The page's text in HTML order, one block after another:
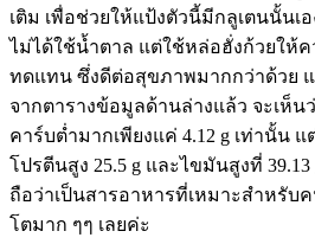
เติม เพื่อช่วยให้แป้งตัวนี้มีกลูเตนนั้นเ
ไม่ได้ใช้น้ำตาล แต่ใช้หล่อฮั่งก้วยให้
ทดแทน ซึ่งดีต่อสุขภาพมากกว่าด้วย
จากตารางข้อมูลด้านล่างแล้ว จะเห็น
คาร์บต่ำมากเพียงแค่ 4.12 g เท่านั้น แ
โปรตีนสูง 25.5 g และไขมันสูงที่ 39.13
ถือว่าเป็นสารอาหารที่เหมาะสำหรับ
โตมาก ๆๆ เลยค่ะ